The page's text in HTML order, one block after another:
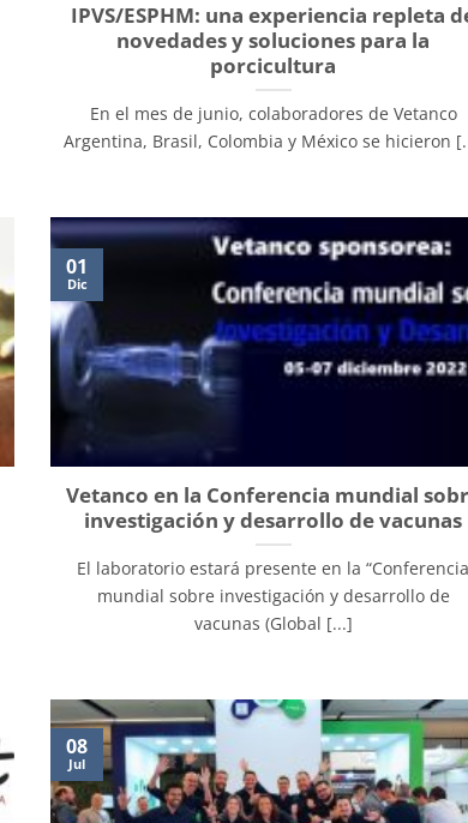
IPVS/ESPHM: una experiencia repleta
novedades y soluciones para la
porcicultura
En el mes de junio, colaboradores de Vetanco
Argentina, Brasil, Colombia y México se hicieron
Vetanco en la Conferencia mundial
investigación y desarrollo de vacunas
El laboratorio estará presente en la
mundial sobre investigación y desarrollo de
vacunas (Global [...]
01
Dic
08
Jul